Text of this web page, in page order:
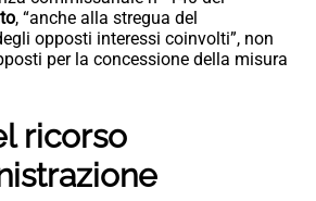
, “anche alla stregua del
opposti interessi coinvolti”, non
per la concessione della misura
ricorso